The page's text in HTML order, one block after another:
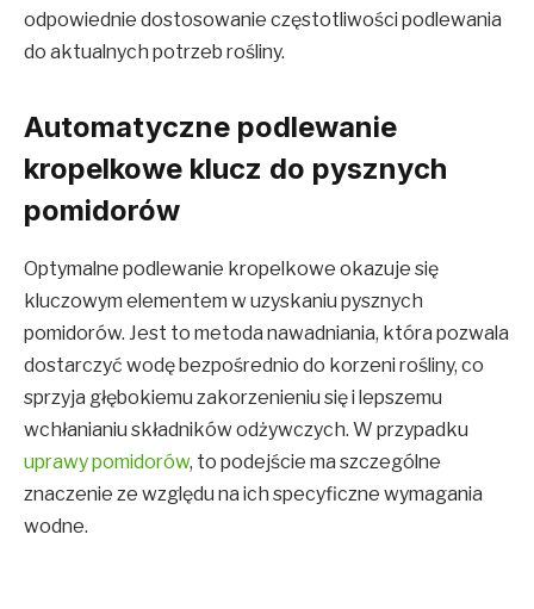
odpowiednie dostosowanie częstotliwości podlewania
do aktualnych potrzeb rośliny.
Automatyczne podlewanie
kropelkowe klucz do pysznych
pomidorów
Optymalne podlewanie kropelkowe okazuje się
kluczowym elementem w uzyskaniu pysznych
pomidorów. Jest to metoda nawadniania, która pozwala
dostarczyć wodę bezpośrednio do korzeni rośliny, co
sprzyja głębokiemu zakorzenieniu się i lepszemu
wchłanianiu składników odżywczych. W przypadku
uprawy pomidorów, to podejście ma szczególne
znaczenie ze względu na ich specyficzne wymagania
wodne.